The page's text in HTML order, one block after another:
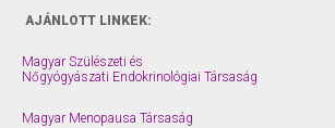
AJÁNLOTT LINKEK:
Magyar Szülészeti és
Nőgyógyászati Endokrinológiai Társaság
Magyar Menopausa Társaság